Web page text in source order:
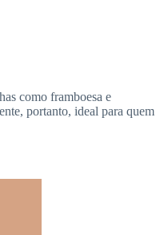
como framboesa e
portanto, ideal para quem